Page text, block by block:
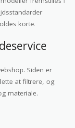
korte.
Siden er
at filtrere, og
materiale.